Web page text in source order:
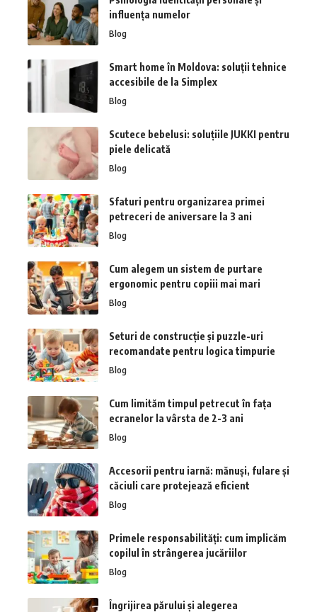
influența numelor
Blog
Smart home în Moldova: soluții tehnice
accesibile de la Simplex
Blog
Scutece bebelusi: soluțiile JUKKI pentru
piele delicată
Blog
Sfaturi pentru organizarea primei
petreceri de aniversare la 3 ani
Blog
Cum alegem un sistem de purtare
ergonomic pentru copiii mai mari
Blog
Seturi de construcție și puzzle-uri
recomandate pentru logica timpurie
Blog
Cum limităm timpul petrecut în fața
ecranelor la vârsta de 2-3 ani
Blog
Accesorii pentru iarnă: mănuși, fulare și
căciuli care protejează eficient
Blog
Primele responsabilități: cum implicăm
copilul în strângerea jucăriilor
Blog
Îngrijirea părului și alegerea